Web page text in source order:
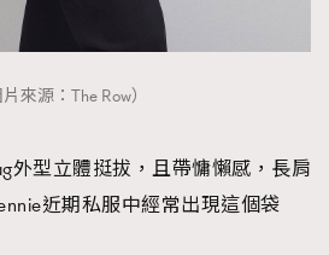
片來源：The Row）
外型立體挺拔，且帶慵懶感，長肩
近期私服中經常出現這個袋